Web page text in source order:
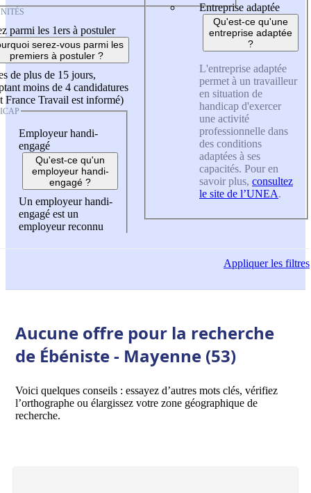
parmi les 1ers à postuler
serez-vous parmi les
premiers à postuler ?
de plus de 15 jours,
moins de 4 candidatures
France Travail est informé)
Employeur handi-
engagé
Qu'est-ce qu'un
employeur handi-
engagé ?
Un employeur handi-
engagé est un
employeur reconnu
Entreprise adaptée
Qu'est-ce qu'une
entreprise adaptée
?
L'entreprise adaptée
permet à un travailleur
en situation de
handicap d'exercer
une activité
professionnelle dans
des conditions
adaptées à ses
capacités. Pour en
savoir plus, consultez
le site de l’UNEA.
Appliquerles filtres
Aucune offre pour la recherche
de Ébéniste - Mayenne (53)
Voici quelques conseils : essayez d’autres mots clés, vérifiez
l’orthographe ou élargissez votre zone géographique de
recherche.